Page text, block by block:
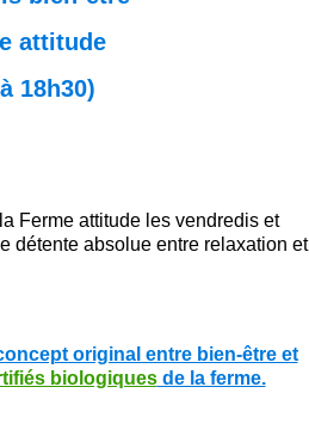
attitude
18h30)
Ferme attitude les vendredis et
détente absolue entre relaxation et
original entre bien-être et
biologiquesde la ferme.